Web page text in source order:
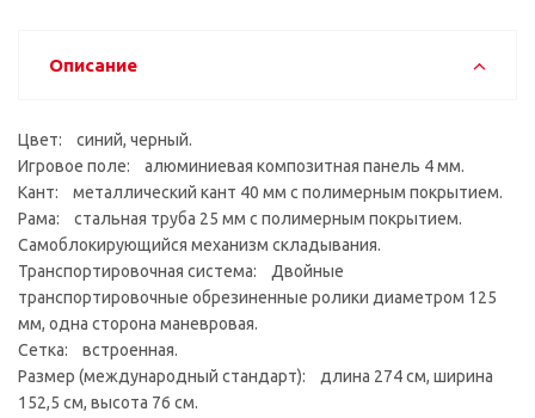
Описание
Цвет: синий, черный.
Игровое поле: алюминиевая композитная панель 4 мм.
Кант: металлический кант 40 мм с полимерным покрытием.
Рама: стальная труба 25 мм с полимерным покрытием.
Самоблокирующийся механизм складывания.
Транспортировочная система: Двойные
транспортировочные обрезиненные ролики диаметром 125
мм, одна сторона маневровая.
Сетка: встроенная.
Размер (международный стандарт): длина 274 см, ширина
152,5 см, высота 76 см.